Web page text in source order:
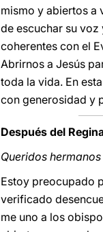
mismo y abiertos a
de escuchar su
coherentes con el
Abrirnos a Jesús
toda la vida. En
con generosidad y
Después del
Queridos
Estoy preocupado
verificado
me uno a los